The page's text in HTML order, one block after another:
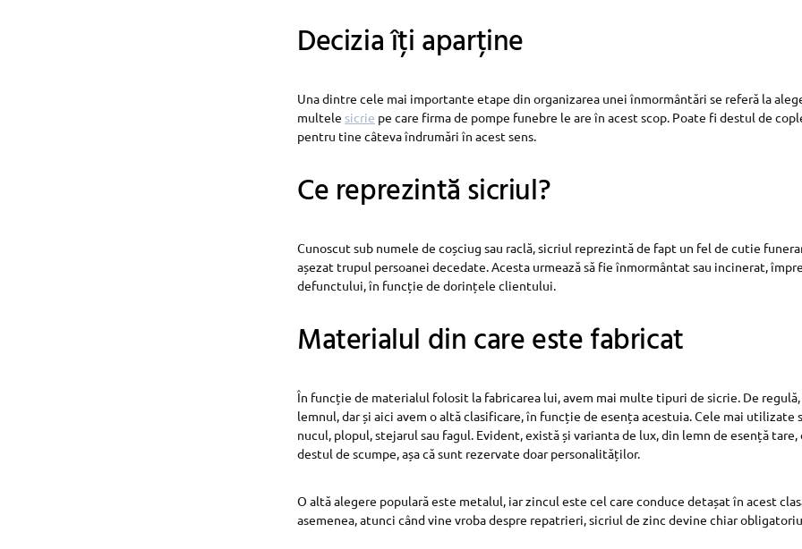
Decizia îți aparține
Una dintre cele mai importante etape din organizarea unei înmormântări se referă la
multele sicrie pe care firma de pompe funebre le are în acest scop. Poate fi destul de
pentru tine câteva îndrumări în acest sens.
Ce reprezintă sicriul?
Cunoscut sub numele de coșciug sau raclă, sicriul reprezintă de fapt un fel de cutie
așezat trupul persoanei decedate. Acesta urmează să fie înmormântat sau incinerat,
defunctului, în funcție de dorințele clientului.
Materialul din care este fabricat
În funcție de materialul folosit la fabricarea lui, avem mai multe tipuri de sicrie. De
lemnul, dar și aici avem o altă clasificare, în funcție de esența acestuia. Cele mai utilizate
nucul, plopul, stejarul sau fagul. Evident, există și varianta de lux, din lemn de esență tare,
destul de scumpe, așa că sunt rezervate doar personalităților.
O altă alegere populară este metalul, iar zincul este cel care conduce detașat în acest
asemenea, atunci când vine vroba despre repatrieri, sicriul de zinc devine chiar